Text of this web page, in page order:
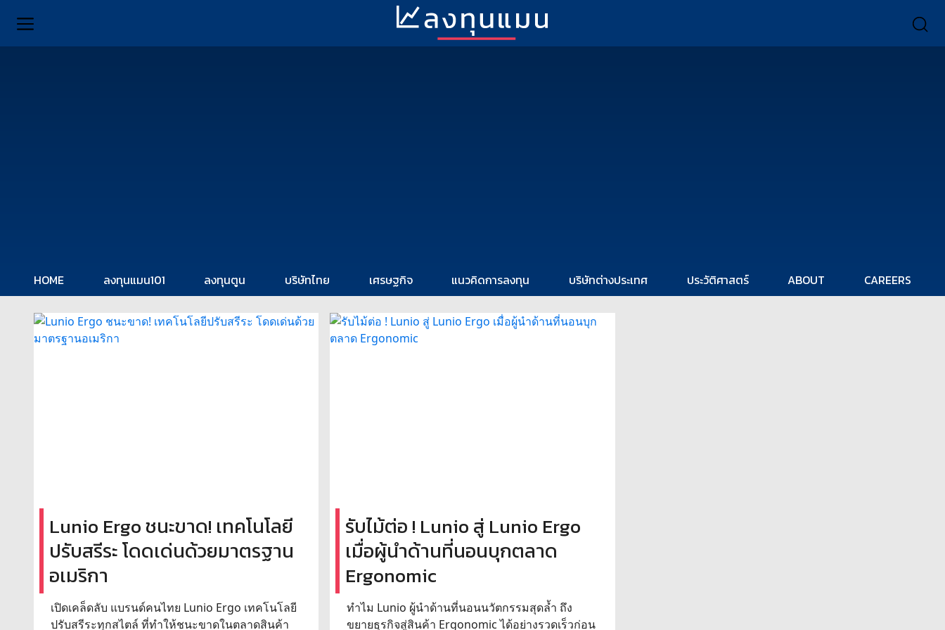
HOME ลงทุนแมน101 ลงทุนตูน บริษัทไทย เศรษฐกิจ แนวคิดการลงทุน บริษัทต่างประเทศ ประวัติศาสตร์ ABOUT CAREERS
Lunio Ergo ชนะขาด! เทคโนโลยี
ปรับสรีระ โดดเด่นด้วยมาตรฐาน
อเมริกา
เปิดเคล็ดลับ แบรนด์คนไทย Lunio Ergo เทคโนโลยี
ปรับสรีระทุกสไตล์ ที่ทำให้ชนะขาดในตลาดสินค้า
รับไม้ต่อ ! Lunio สู่ Lunio Ergo
เมื่อผู้นำด้านที่นอนบุกตลาด
Ergonomic
ทำไม Lunio ผู้นำด้านที่นอนนวัตกรรมสุดล้ำ ถึง
ขยายธุรกิจสู่สินค้า Ergonomic ได้อย่างรวดเร็วก่อน